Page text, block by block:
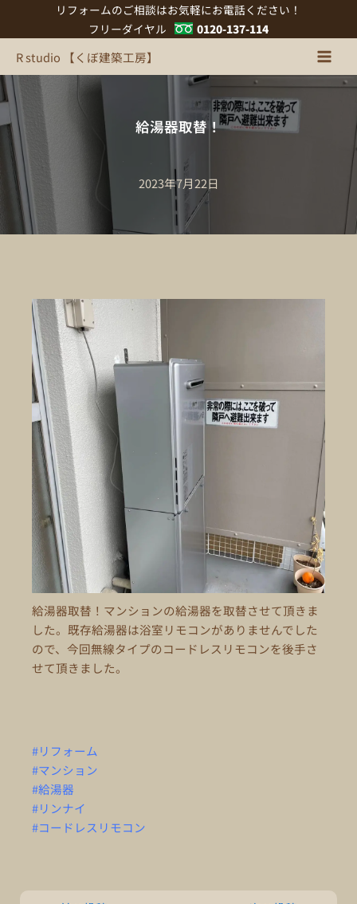
キ
ッ
プ
リフォームのご相談はお気軽にお電話ください！
フリーダイヤル
0120-137-114
R studio 【くぼ建築工房】
給湯器取替！
2023年7月22日
給湯器取替！マンションの給湯器を取替させて頂きま
した。既存給湯器は浴室リモコンがありませんでした
ので、今回無線タイプのコードレスリモコンを後手さ
せて頂きました。
#リフォーム
#マンション
#給湯器
#リンナイ
#コードレスリモコン